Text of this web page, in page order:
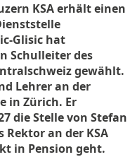
KSA erhält einen
Glisic hat
Schulleiter des
gewählt.
Lehrer an der
in Zürich. Er
die Stelle von Stefan
Rektor an der KSA
in Pension geht.